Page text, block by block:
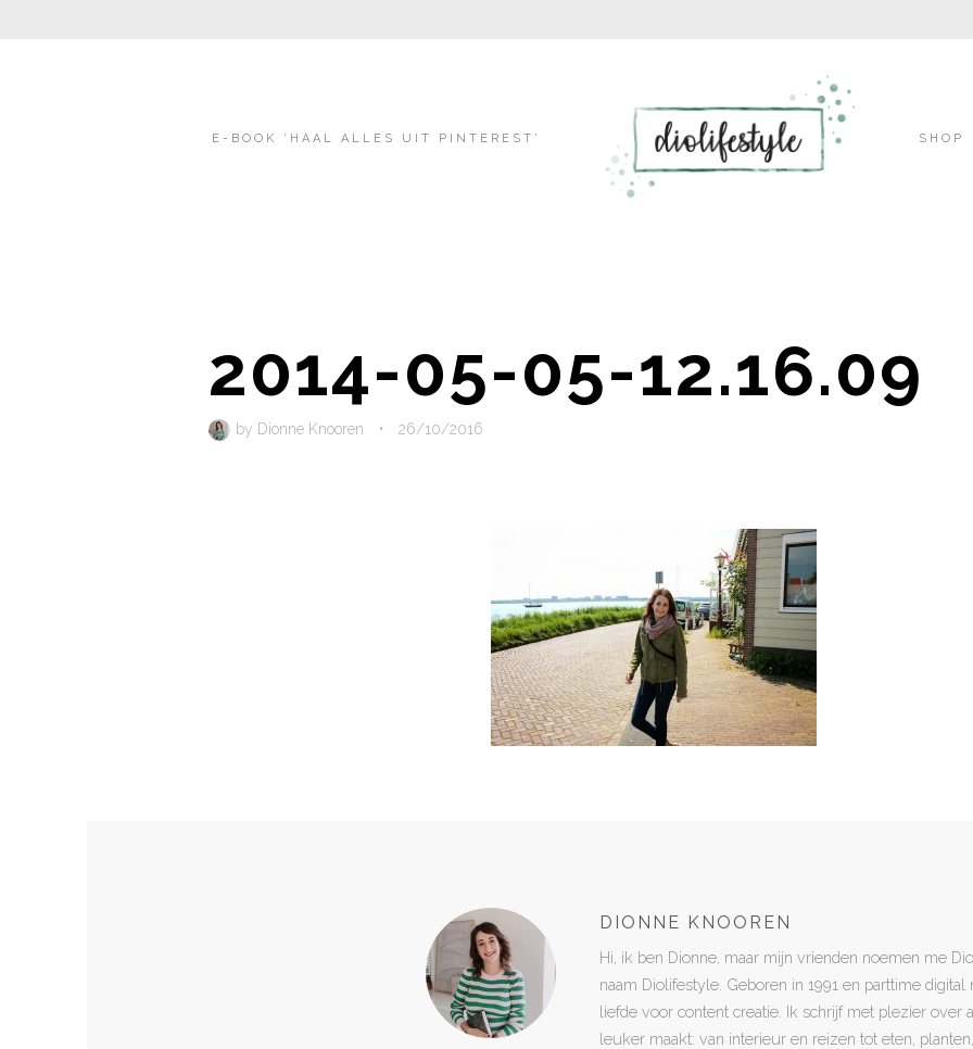
content
E-BOOK ‘HAAL ALLES UIT PINTEREST’ SHOP
2014-05-05-12.16.09
by Dionne Knooren • 26/10/2016
DIONNE KNOOREN
Hi, ik ben Dionne, maar mijn vrienden noemen me
naam Diolifestyle. Geboren in 1991 en parttime
liefde voor content creatie. Ik schrijf met plezier over
leuker maakt: van interieur en reizen tot eten,